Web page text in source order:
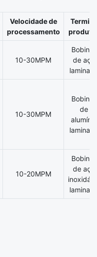
Velocidade de
processamento
10-30MPM
Bobinas
de aço
10-30MPM
Bobinas
de
alumínio
10-20MPM
Bobinas
de aço